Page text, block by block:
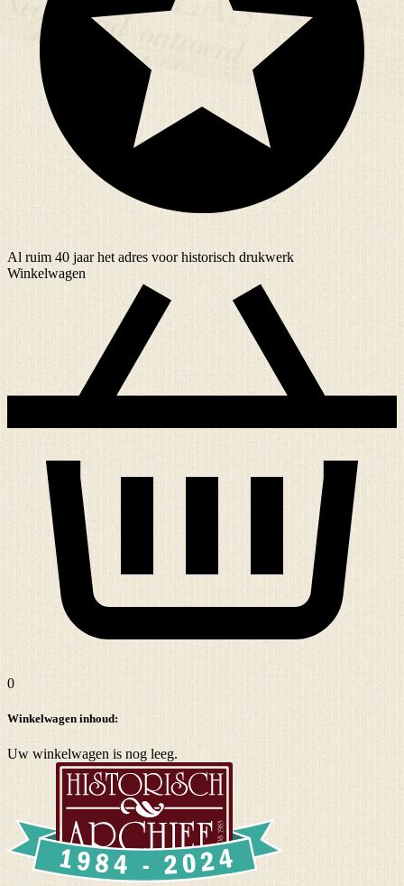
Al ruim 40 jaarhet adres voor historisch drukwerk
Winkelwagen
0
Winkelwagen inhoud:
Uw winkelwagen is nog leeg.